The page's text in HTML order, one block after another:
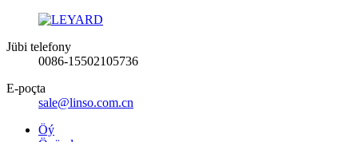
Jübi telefony
0086-15502105736
E-poçta
sale@linso.com.cn
Öý